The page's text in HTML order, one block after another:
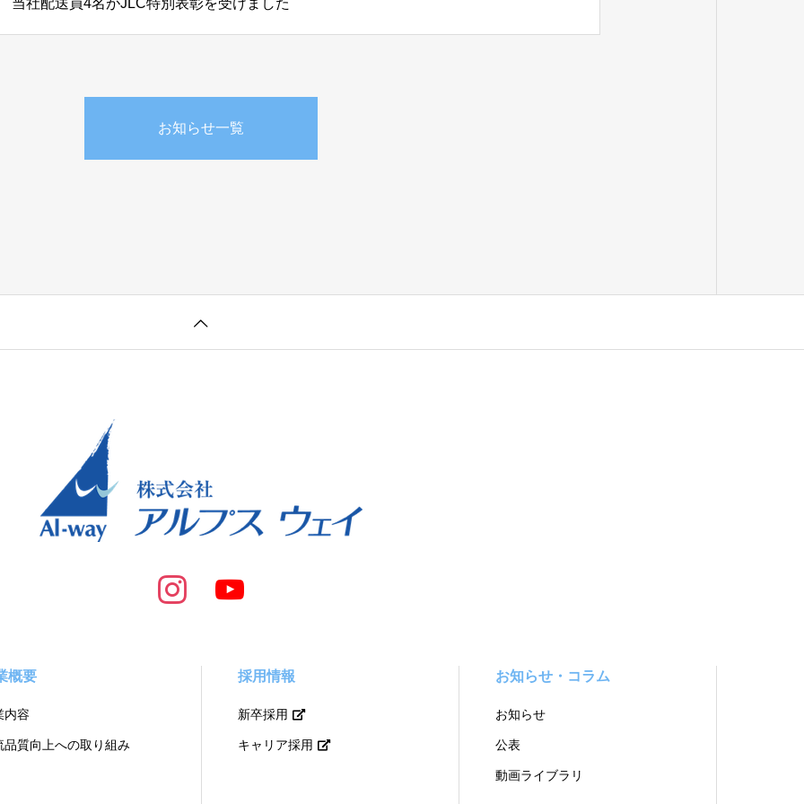
お知らせ一覧
概要
内容
品質向上への取り組み
採用情報
新卒採用
キャリア採用
お知らせ・コラム
お知らせ
公表
動画ライブラリ